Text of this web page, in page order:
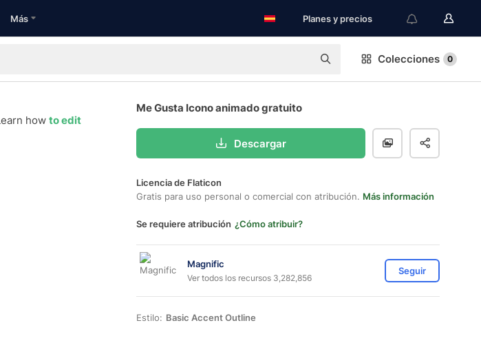
Más Planes y precios
Colecciones 0
how to edit
Me Gusta Icono animado gratuito
Descargar
Licencia de Flaticon
Gratis para uso personal o comercial con atribución. Más información
Se requiere atribución ¿Cómo atribuir?
Magnific
Ver todos los recursos 3,282,856
Seguir
Estilo: Basic Accent Outline